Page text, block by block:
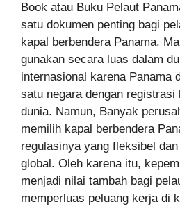
Book atau Buku Pelaut
satu dokumen penting bagi
kapal berbendera Panama.
gunakan secara luas dalam
internasional karena Panama
satu negara dengan registrasi
dunia. Namun, Banyak
memilih kapal berbendera
regulasinya yang fleksibel
global. Oleh karena itu,
menjadi nilai tambah bagi
memperluas peluang kerja di